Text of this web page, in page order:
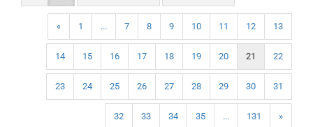
« 1 ... 7 8 9 10 11 12 13
14 15 16 17 18 19 20 21 22
23 24 25 26 27 28 29 30 31
32 33 34 35 ... 131 »